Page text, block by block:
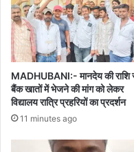
MADHUBANI:- मानदेय की राशि
बैंक खातों में भेजने की मांग को लेकर
विद्यालय रात्रि प्रहरियों का प्रदर्शन
11 minutes ago